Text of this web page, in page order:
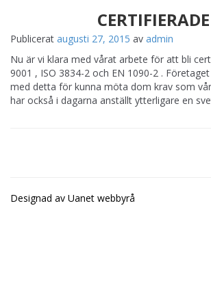
CERTIFIERADE
Publicerat augusti 27, 2015 av admin
Nu är vi klara med vårat arbete för att bli
9001 , ISO 3834-2 och EN 1090-2 .
med detta för kunna möta dom krav som
har också i dagarna anställt ytterligare en
Designad av Uanet webbyrå